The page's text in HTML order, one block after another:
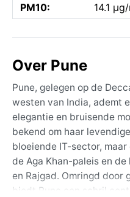
PM10:
14.1
Over Pune
Pune, gelegen op de
westen van India, ademt
elegantie en bruisende
bekend om haar
bloeiende IT-sector,
de Aga Khan-paleis en
en Rajgad. Omringd door
biedt Pune een schril